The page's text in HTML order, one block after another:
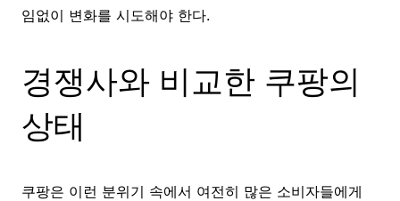
임없이 변화를 시도해야 한다.
경쟁사와 비교한 쿠팡의
상태
쿠팡은 이런 분위기 속에서 여전히 많은 소비자들에게